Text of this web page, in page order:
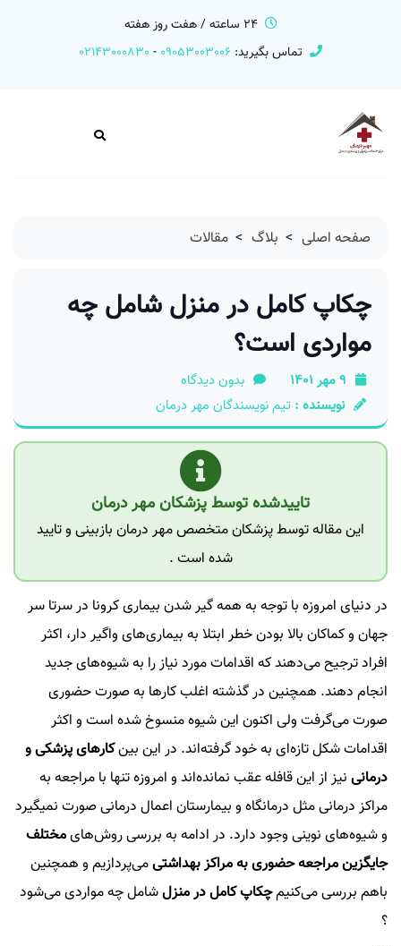
24 ساعته / هفت روز هفته
تماس بگیرید: 09053003006
-
02143000830
صفحه اصلی > بلاگ > مقالات
چکاپ کامل در منزل شامل چه
مواردی است؟
9 مهر 1401
بدون دیدگاه
نویسنده : تیم نویسندگان مهر درمان
تاییدشده توسط پزشکان مهر درمان
این مقاله توسط پزشکان متخصص مهر درمان بازبینی و تایید
شده است .
در دنیای امروزه با توجه به همه گیر شدن بیماری کرونا در سرتا سر
جهان و کماکان بالا بودن خطر ابتلا به بیماری‌های واگیر دار، اکثر
افراد ترجیح می‌دهند که اقدامات مورد نیاز را به شیوه‌های جدید
انجام دهند. همچنین در گذشته اغلب کار‌ها به صورت حضوری
صورت می‌گرفت ولی اکنون این شیوه منسوخ شده است و اکثر
اقدامات شکل تازه‌ای به خود گرفته‌اند. در این بینکارهای پزشکی و
درمانی نیز از این قافله عقب نمانده‌اند و امروزه تنها با مراجعه به
مراکز درمانی مثل درمانگاه و بیمارستان اعمال درمانی صورت نمیگیرد
و شیوه‌های نوینی وجود دارد. در ادامه به بررسی روش‌هایمختلف
جایگزین مراجعه حضوری به مراکز بهداشتیمی‌پردازیم و همچنین
باهم بررسی می‌کنیمچکاپ کامل در منزلشامل چه مواردی می‌شود
؟